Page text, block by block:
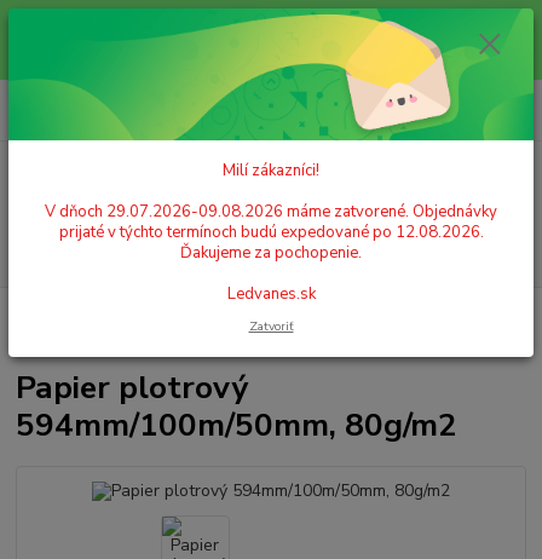
Milí zákazníci! V dňoch 29.07.2026-09.08.2026 máme zatvorené.
Objednávky prijaté v týchto termínoch budú expedované po 12.08.2026.
Ďakujeme za pochopenie. Ledvanes.sk
+421 908 755 958
Po. - Pia. od 9:00 hod. - 16:00 hod.
za0,00 EUR
Papier plotrový
594mm/100m/50mm, 80g/m2
Milí zákazníci!
V dňoch 29.07.2026-09.08.2026 máme zatvorené. Objednávky
prijaté v týchto termínoch budú expedované po 12.08.2026.
Ďakujeme za pochopenie.
Ledvanes.sk
Zatvoriť